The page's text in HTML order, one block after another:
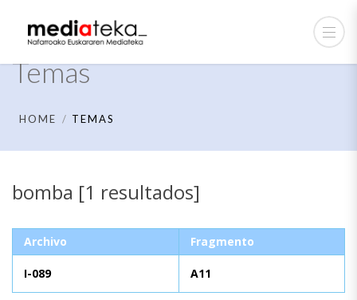
Temas
HOME TEMAS
bomba [1 resultados]
Archivo Fragmento
I-089 A11